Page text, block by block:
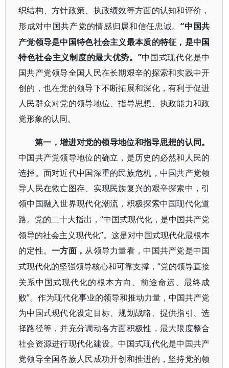
织结构、方针政策、执政绩效等方面的认知和评价，
形成对中国共产党的情感归属和信任忠诚。“中国共
产党领导是中国特色社会主义最本质的特征，是中国
特色社会主义制度的最大优势。”中国式现代化是中
国共产党领导全国人民在长期艰辛的探索和实践中开
创的，也在党的领导下不断拓展和深化，有利于促进
人民群众对党的领导地位、指导思想、执政能力和政
党形象的认同。
第一，增进对党的领导地位和指导思想的认同。
中国共产党领导地位的确立，是历史的必然和人民的
选择。面对近代中国深重的民族危机，中国共产党领
导人民在救亡图存、实现民族复兴的艰辛探索中，引
领中国融入世界现代化潮流，积极探索中国现代化道
路。党的二十大指出，“中国式现代化，是中国共产党
领导的社会主义现代化”。这是对中国式现代化最根本
的定性。一方面， 从领导力量看，中国共产党是中国
式现代化的坚强领导核心和可靠支撑，“党的领导直接
关系中国式现代化的根本方向、前途命运、最终成
败”。作为现代化事业的领导和推动力量，中国共产党
为中国式现代化设定目标、规划战略、提供指引、选
择路径等，并充分调动各方面积极性，最大限度整合
社会资源进行现代化建设。中国式现代化是中国共产
党领导全国各族人民成功开创和推进的，坚持党的领